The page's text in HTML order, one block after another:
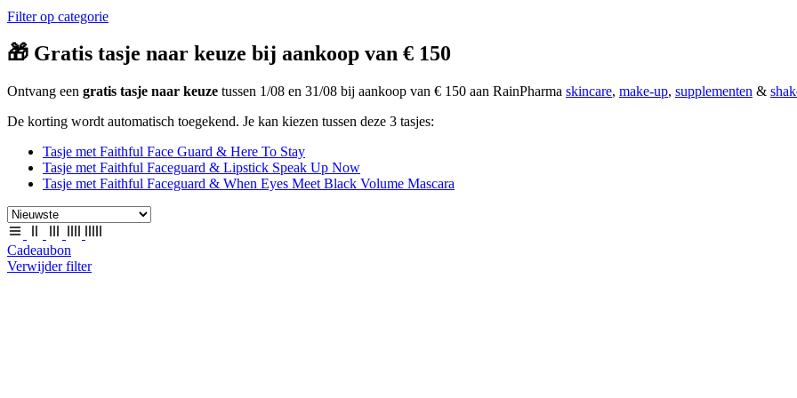
Filter op categorie
🎁 Gratis tasje naar keuze bij aankoop van € 150
Ontvang een gratis tasje naar keuze tussen 1/08 en 31/08 bij aankoop van € 150 aan RainPharma skincare, make-up, supplementen &
De korting wordt automatisch toegekend. Je kan kiezen tussen deze 3 tasjes:
Tasje met Faithful Face Guard & Here To Stay
Tasje met Faithful Faceguard & Lipstick Speak Up Now
Tasje met Faithful Faceguard & When Eyes Meet Black Volume Mascara
Cadeaubon
Verwijder filter